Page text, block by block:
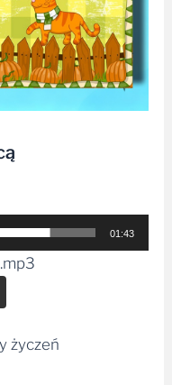
01:43
życzeń